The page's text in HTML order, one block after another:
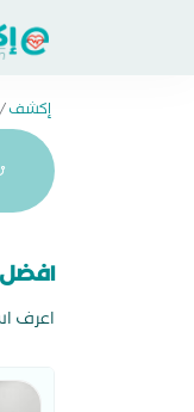
إكشف/
افضل
اعرف اسعار الكشف